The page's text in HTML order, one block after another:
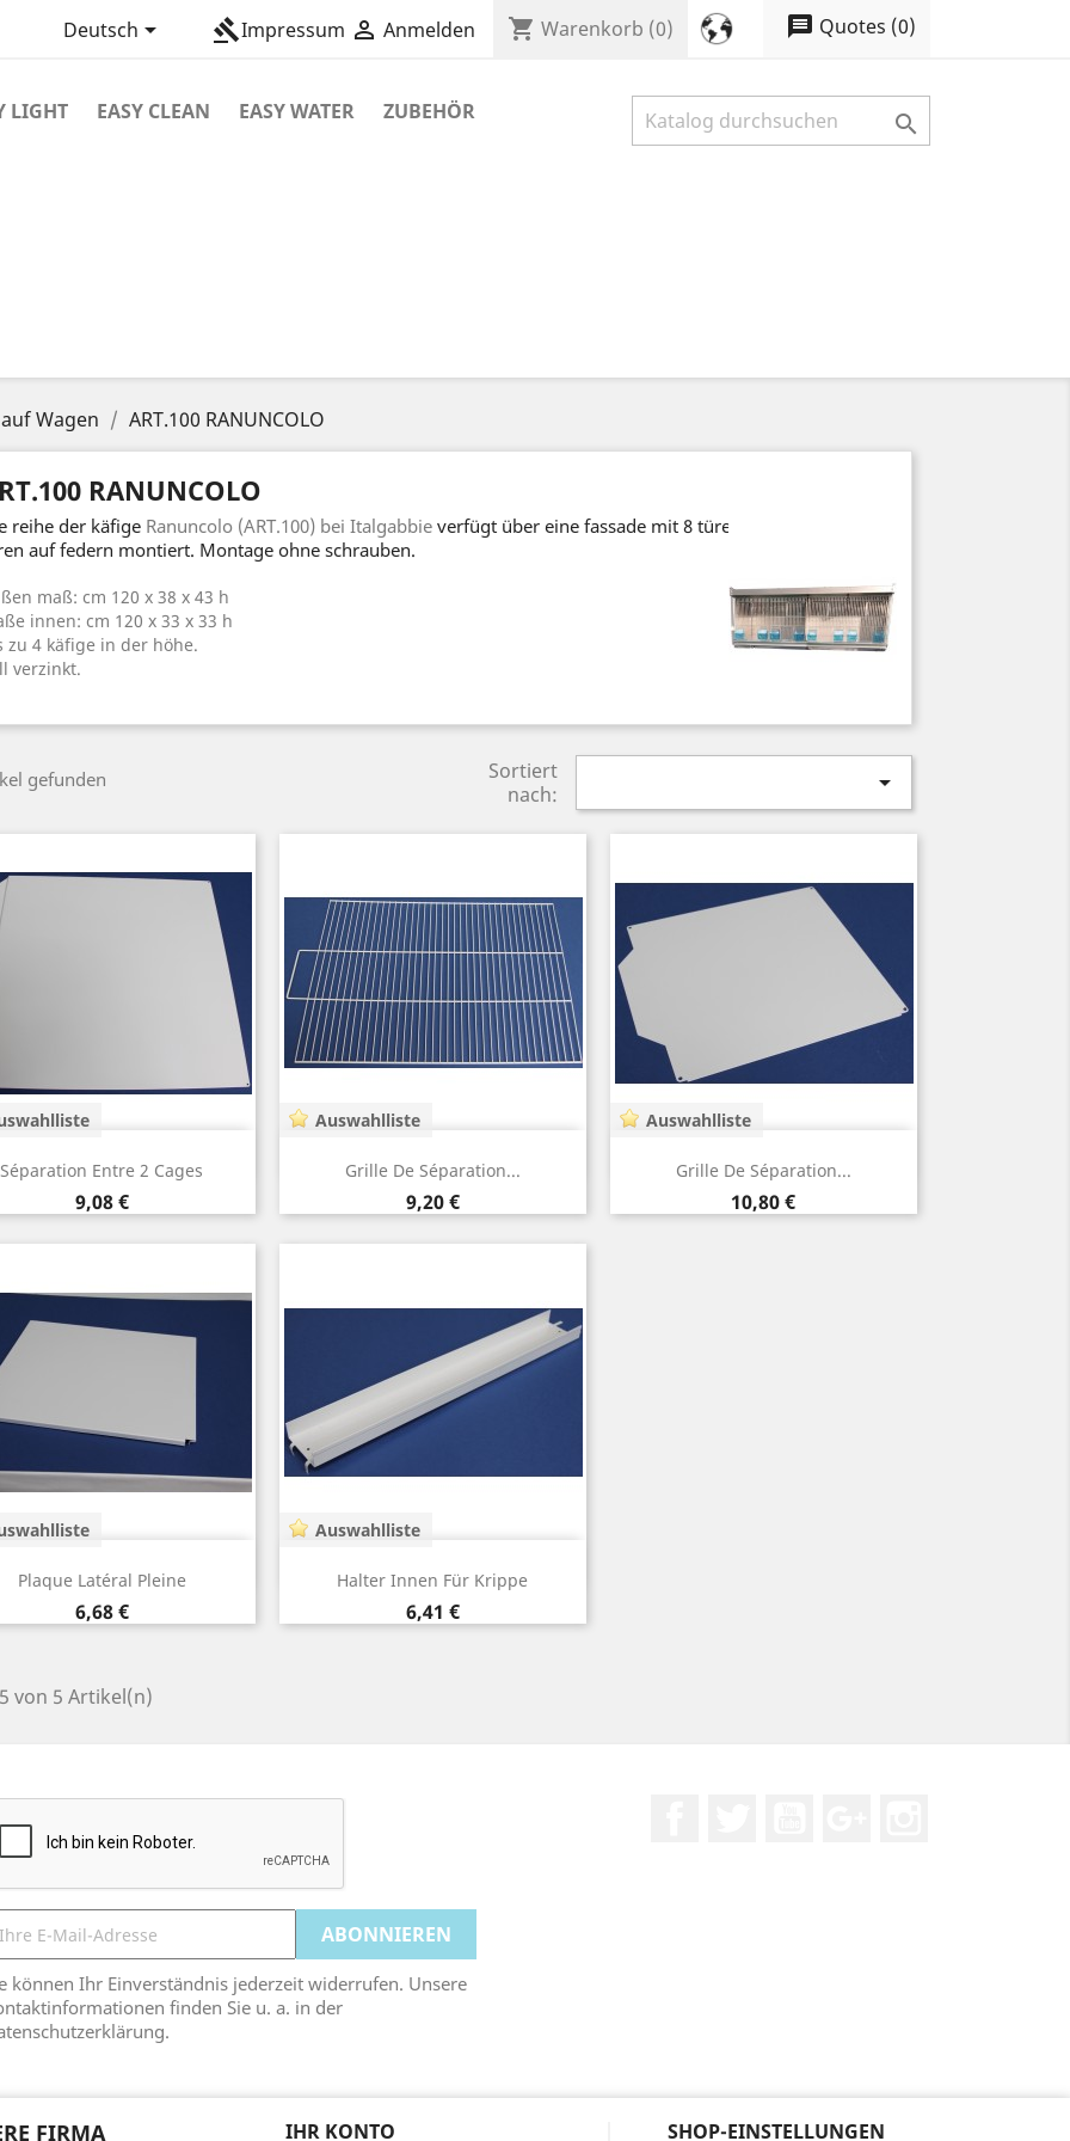
Deutsch gavelImpressum  Anmelden shopping_cart Warenkorb (0) message Quotes (0)

LIGHT EASY CLEAN EASY WATER ZUBEHÖR
Wagen ART.100 RANUNCOLO
RANUNCOLO
reihe der käfige Ranuncolo (ART.100) bei Italgabbieverfügt über eine fassade mit 8 türen krippen und 8
auf federn montiert. Montage ohne schrauben.
maß: cm 120 x 38 x 43 h
innen: cm 120 x 33 x 33 h
zu 4 käfige in der höhe.
verzinkt.
gefunden
Sortiert
nach:

Séparation Entre 2 Cages
Preis
9,08 €
 Grille De Séparation...
Preis
9,20 €
Auswahlliste
 Grille De Séparation...
Preis
10,80 €
Auswahlliste

Plaque Latéral Pleine
Preis
6,68 €
Halter Innen Für Krippe
Preis
6,41 €
Auswahlliste
von 5 Artikel(n)
können Ihr Einverständnis jederzeit widerrufen. Unsere
finden Sie u. a. in der
FIRMA IHR KONTO SHOP-EINSTELLUNGEN